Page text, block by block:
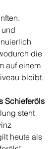
die
auf einem
bleibt.
Schieferöls
steht
heute als